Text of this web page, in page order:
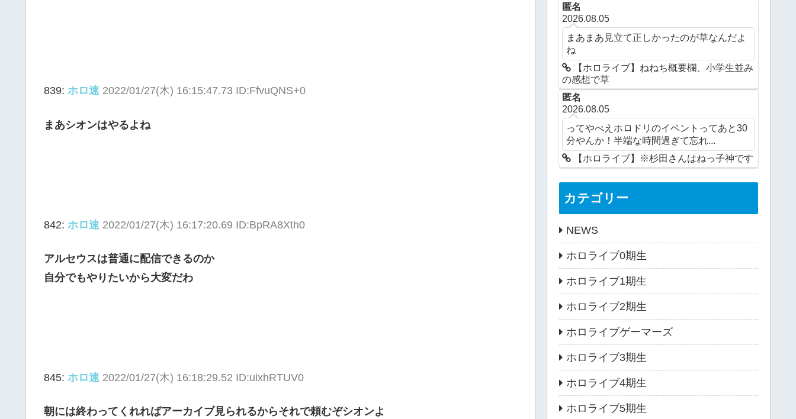
839: ホロ速 2022/01/27(木) 16:15:47.73 ID:FfvuQNS+0
まあシオンはやるよね
842: ホロ速 2022/01/27(木) 16:17:20.69 ID:BpRA8Xth0
アルセウスは普通に配信できるのか
自分でもやりたいから大変だわ
845: ホロ速 2022/01/27(木) 16:18:29.52 ID:uixhRTUV0
朝には終わってくれればアーカイブ見られるからそれで頼むぞシオンよ
匿名
2026.08.05
まあまあ見立て正しかったのが草なんだよ
ね
【ホロライブ】ねねち概要欄、小学生並み
の感想で草
匿名
2026.08.05
ってやべえホロドリのイベントってあと30
分やんか！半端な時間過ぎて忘れ...
【ホロライブ】※杉田さんはねっ子神です
カテゴリー
NEWS
ホロライブ0期生
ホロライブ1期生
ホロライブ2期生
ホロライブゲーマーズ
ホロライブ3期生
ホロライブ4期生
ホロライブ5期生